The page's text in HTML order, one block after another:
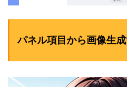
パネル項目から画像生